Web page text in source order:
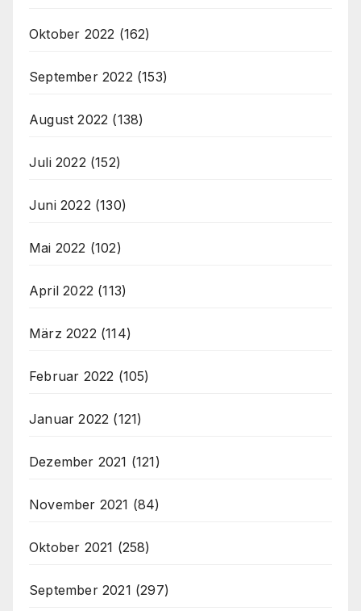
Oktober 2022 (162)
September 2022 (153)
August 2022 (138)
Juli 2022 (152)
Juni 2022 (130)
Mai 2022 (102)
April 2022 (113)
März 2022 (114)
Februar 2022 (105)
Januar 2022 (121)
Dezember 2021 (121)
November 2021 (84)
Oktober 2021 (258)
September 2021 (297)